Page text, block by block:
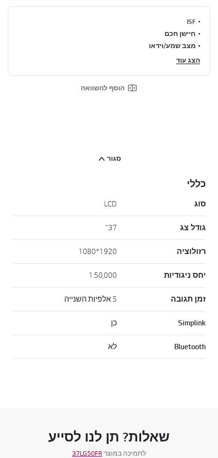
ISF
חיישן חכם
מצב שמע/וידאו
הצג עוד
הוסף להשוואה
סגור
כללי
סוג LCD
גודל צג 37"
רזולוציה 1920*1080
יחס ניגודיות 1:50,000
זמן תגובה 5 אלפיות השנייה
Simplink כן
Bluetooth לא
שאלות? תן לנו לסייע
לתמיכה במוצר37LG50FR